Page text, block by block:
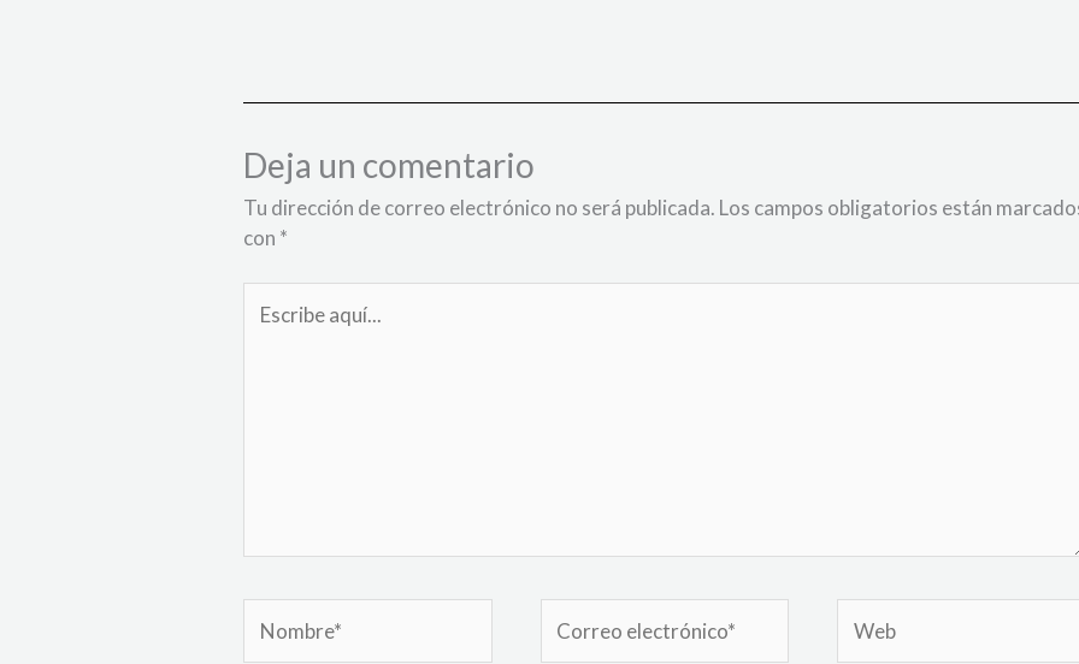
Deja un comentario
Tu dirección de correo electrónico no será publicada. Los campos obligatorios están
con *
aquí...
electrónico*